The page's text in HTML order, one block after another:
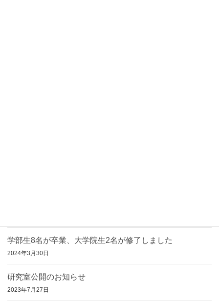
学部生8名が卒業、大学院生2名が修了しました
2024年3月30日
研究室公開のお知らせ
2023年7月27日